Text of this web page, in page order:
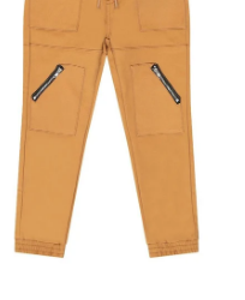
בצדדים